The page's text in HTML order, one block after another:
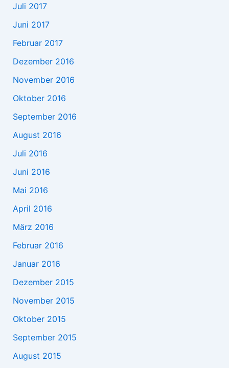
Juli 2017
Juni 2017
Februar 2017
Dezember 2016
November 2016
Oktober 2016
September 2016
August 2016
Juli 2016
Juni 2016
Mai 2016
April 2016
März 2016
Februar 2016
Januar 2016
Dezember 2015
November 2015
Oktober 2015
September 2015
August 2015